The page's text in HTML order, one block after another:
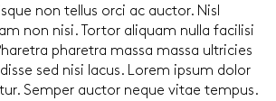
non tellus orci ac auctor. Nisl
non nisi. Tortor aliquam nulla facilisi
pharetra massa massa ultricies
sed nisi lacus. Lorem ipsum dolor
Semper auctor neque vitae tempus.